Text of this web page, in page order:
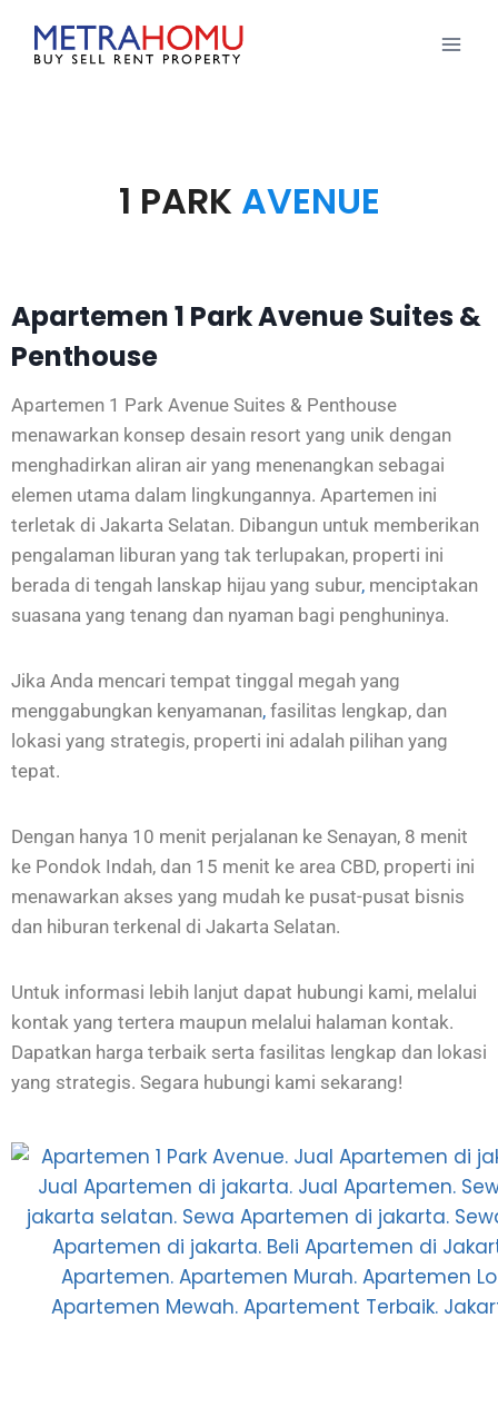
1 PARK AVENUE
Apartemen 1 Park Avenue Suites &
Penthouse
Apartemen 1 Park Avenue Suites & Penthouse
menawarkan konsep desain resort yang unik dengan
menghadirkan aliran air yang menenangkan sebagai
elemen utama dalam lingkungannya. Apartemen ini
terletak di Jakarta Selatan. Dibangun untuk memberikan
pengalaman liburan yang tak terlupakan, properti ini
berada di tengah lanskap hijau yang subur, menciptakan
suasana yang tenang dan nyaman bagi penghuninya.
Jika Anda mencari tempat tinggal megah yang
menggabungkan kenyamanan, fasilitas lengkap, dan
lokasi yang strategis, properti ini adalah pilihan yang
tepat.
Dengan hanya 10 menit perjalanan ke Senayan, 8 menit
ke Pondok Indah, dan 15 menit ke area CBD, properti ini
menawarkan akses yang mudah ke pusat-pusat bisnis
dan hiburan terkenal di Jakarta Selatan.
Untuk informasi lebih lanjut dapat hubungi kami, melalui
kontak yang tertera maupun melalui halaman kontak.
Dapatkan harga terbaik serta fasilitas lengkap dan lokasi
yang strategis. Segara hubungi kami sekarang!